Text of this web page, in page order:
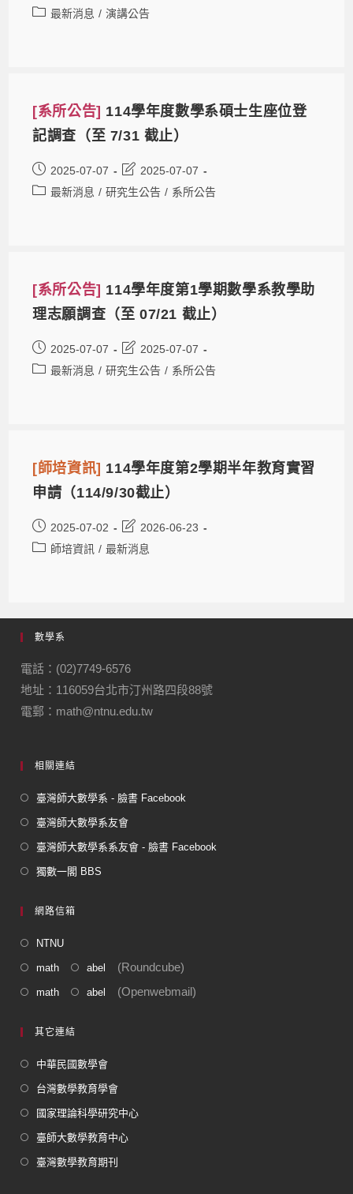
最新消息 / 演講公告
[系所公告] 114學年度數學系碩士生座位登
記調查（至 7/31 截止）
2025-07-07
2025-07-07
最新消息 / 研究生公告 / 系所公告
[系所公告] 114學年度第1學期數學系教學助
理志願調查（至 07/21 截止）
2025-07-07
2025-07-07
最新消息 / 研究生公告 / 系所公告
[師培資訊] 114學年度第2學期半年教育實習
申請（114/9/30截止）
2025-07-02
2026-06-23
師培資訊 / 最新消息
數學系
電話：(02)7749-6576
地址：116059台北市汀州路四段88號
電郵：math@ntnu.edu.tw
相關連結
臺灣師大數學系 - 臉書 Facebook
臺灣師大數學系友會
臺灣師大數學系系友會 - 臉書 Facebook
獨數一閣 BBS
網路信箱
NTNU
math abel (Roundcube)
math abel (Openwebmail)
其它連結
中華民國數學會
台灣數學教育學會
國家理論科學研究中心
臺師大數學教育中心
臺灣數學教育期刊